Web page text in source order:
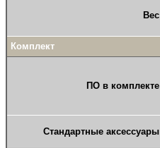
Вес
Комплект
ПО в комплекте
Стандартные аксессуары